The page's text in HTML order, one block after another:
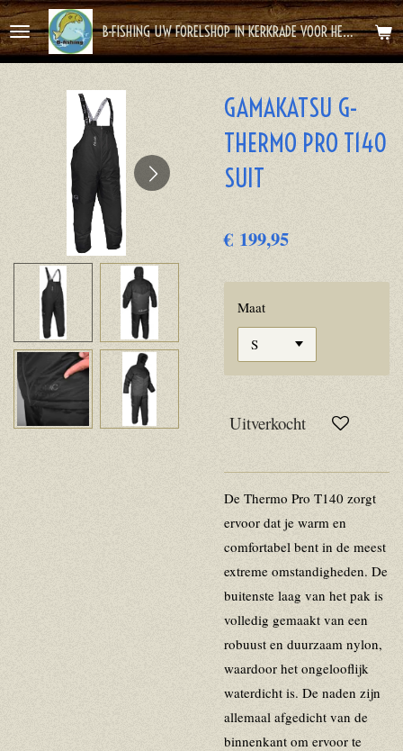
Ga
direct
hoofdinhoud
B-FISHING UW FORELSHOP IN KERKRADE VOOR HET BESTE FOREL AVONTUUR
GAMAKATSU G-
THERMO PRO T140
SUIT
€ 199,95
Maat
Uitverkocht
De Thermo Pro T140 zorgt
ervoor dat je warm en
comfortabel bent in de meest
extreme omstandigheden. De
buitenste laag van het pak is
volledig gemaakt van een
robuust en duurzaam nylon,
waardoor het ongelooflijk
waterdicht is. De naden zijn
allemaal afgedicht van de
binnenkant om ervoor te